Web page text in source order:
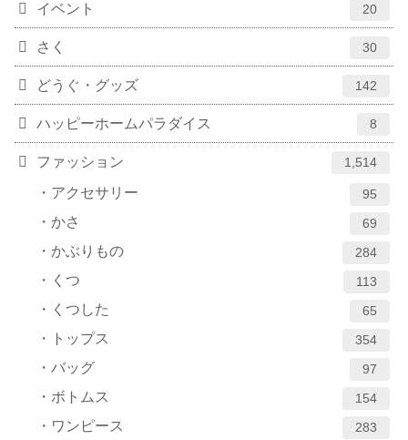
イベント 20
さく 30
どうぐ・グッズ 142
ハッピーホームパラダイス 8
ファッション 1,514
アクセサリー 95
かさ 69
かぶりもの 284
くつ 113
くつした 65
トップス 354
バッグ 97
ボトムス 154
ワンピース 283